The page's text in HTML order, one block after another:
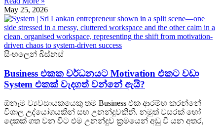
May 25, 2026
සිංහලෙන් බිස්නස්
Business එකක වර්ධනයට Motivation එකට වඩා
System එකක් වැදගත් වන්නේ ඇයි?
ඕනෑම ව්‍යවසායකයෙකු තම Business එක ආරම්භ කරන්නේ
විශාල උද්යෝගයකින් සහ උනන්දුවකිනි. නමුත් වසරක් හෝ
දෙකක් ගත වන විට එම උනන්දුව ක්‍රමයෙන් අඩු වී යන අතර,